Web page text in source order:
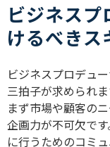
ビジネス
けるべきス
ビジネスプロデュー
三拍子が求められま
まず市場や顧客の
企画力が不可欠で
に行うためのコミ